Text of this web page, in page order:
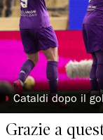
◗ Cataldi dopo il gol
Grazie a